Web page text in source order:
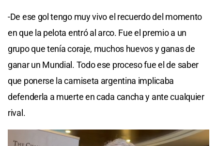
-De ese gol tengo muy vivo el recuerdo del momento
en que la pelota entró al arco. Fue el premio a un
grupo que tenía coraje, muchos huevos y ganas de
ganar un Mundial. Todo ese proceso fue el de saber
que ponerse la camiseta argentina implicaba
defenderla a muerte en cada cancha y ante cualquier
rival.